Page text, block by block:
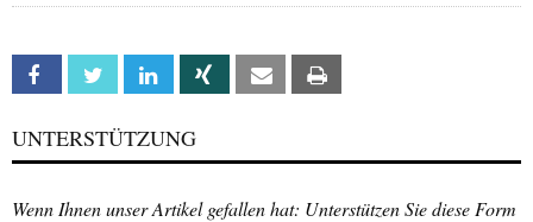
Facebook Twitter Linkedin Xing Email
UNTERSTÜTZUNG
Wenn Ihnen unser Artikel gefallen hat: Unterstützen Sie diese Form